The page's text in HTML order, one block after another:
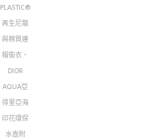
PLASTIC®
再生尼龍
與棉質連
帽衛衣、
DIOR
AQUA亞
得里亞海
印花環保
水壺附